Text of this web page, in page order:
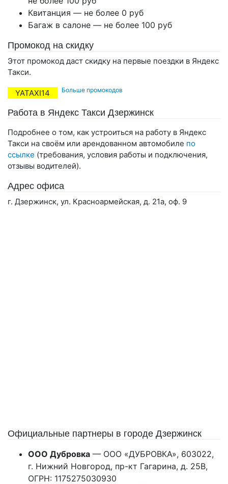
Квитанция — не более 0 руб
Багаж в салоне — не более 100 руб
Промокод на скидку
Этот промокод даст скидку на первые поездки в Яндекс
Такси.
YATAXI14 Больше промокодов
Работа в Яндекс Такси Дзержинск
Подробнее о том, как устроиться на работу в Яндекс
Такси на своём или арендованном автомобиле по
ссылке (требования, условия работы и подключения,
отзывы водителей).
Адрес офиса
г. Дзержинск, ул. Красноармейская, д. 21а, оф. 9
Официальные партнеры в городе Дзержинск
ООО Дубровка — ООО «ДУБРОВКА», 603022,
г. Нижний Новгород, пр-кт Гагарина, д. 25В,
ОГРН: 1175275030930